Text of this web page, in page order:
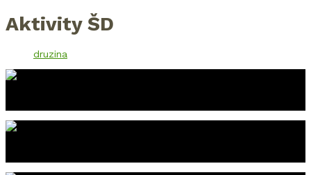
Aktivity ŠD
druzina